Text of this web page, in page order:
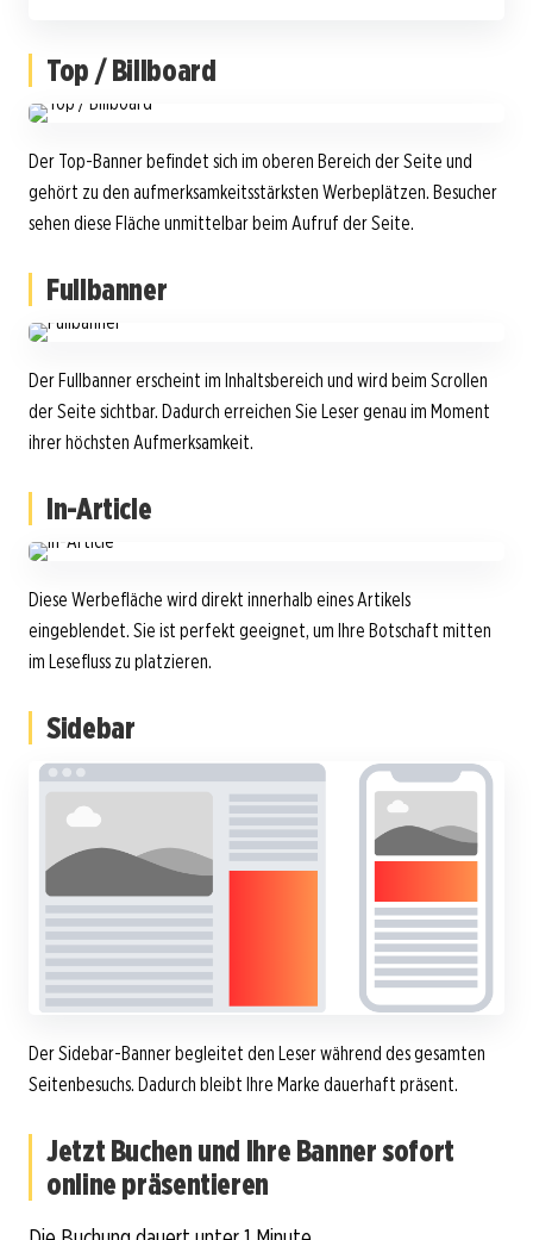
Top / Billboard
Der Top-Banner befindet sich im oberen Bereich der Seite und
gehört zu den aufmerksamkeitsstärksten Werbeplätzen. Besucher
sehen diese Fläche unmittelbar beim Aufruf der Seite.
Fullbanner
Der Fullbanner erscheint im Inhaltsbereich und wird beim Scrollen
der Seite sichtbar. Dadurch erreichen Sie Leser genau im Moment
ihrer höchsten Aufmerksamkeit.
In-Article
Diese Werbefläche wird direkt innerhalb eines Artikels
eingeblendet. Sie ist perfekt geeignet, um Ihre Botschaft mitten
im Lesefluss zu platzieren.
Sidebar
Der Sidebar-Banner begleitet den Leser während des gesamten
Seitenbesuchs. Dadurch bleibt Ihre Marke dauerhaft präsent.
Jetzt Buchen und Ihre Banner sofort
online präsentieren